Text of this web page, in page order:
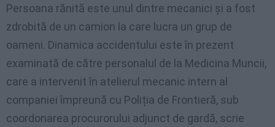
Persoana rănită este unul dintre mecanici și a fost
zdrobită de un camion la care lucra un grup de
oameni. Dinamica accidentului este în prezent
examinată de către personalul de la Medicina Muncii,
care a intervenit în atelierul mecanic intern al
companiei împreună cu Poliția de Frontieră, sub
coordonarea procurorului adjunct de gardă, scrie